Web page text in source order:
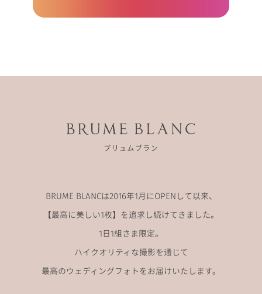
BRUME BLANCは2016年1月にOPENして以来、
【最高に美しい1枚】を追求し続けてきました。
1日1組さま限定。
ハイクオリティな撮影を通じて
最高のウェディングフォトをお届けいたします。